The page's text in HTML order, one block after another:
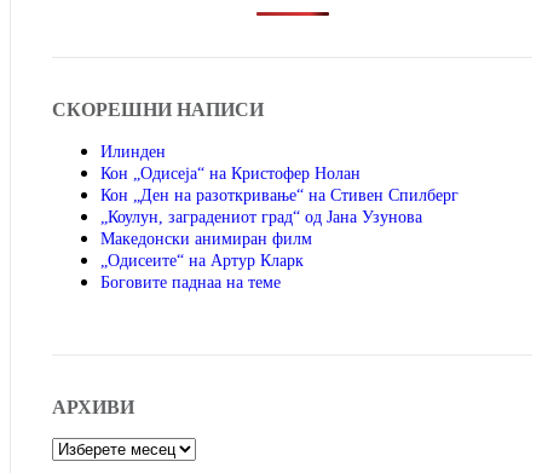
СКОРЕШНИ НАПИСИ
Илинден
Кон „Одисеја“ на Кристофер Нолан
Кон „Ден на разоткривање“ на Стивен Спилберг
„Коулун, заградениот град“ од Јана Узунова
Македонски анимиран филм
„Одисеите“ на Артур Кларк
Боговите паднаа на теме
АРХИВИ
Архиви